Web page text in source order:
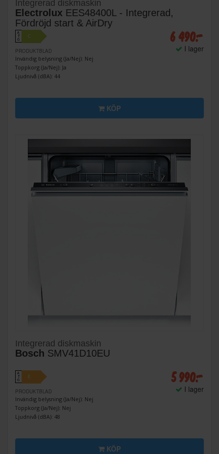
Integrerad diskmaskin
Electrolux EES48400L - Integrerad,
Fördröjd start & AirDry
A
↑
G
C
PRODUKTBLAD
Invändig belysning (Ja/Nej): Nej
Toppkorg (Ja/Nej): Ja
Ljudnivå (dBA): 44
6 490:-
I lager
KÖP
Integrerad diskmaskin
Bosch SMV41D10EU
A
↑
G
E
PRODUKTBLAD
Invändig belysning (Ja/Nej): Nej
Toppkorg (Ja/Nej): Nej
Ljudnivå (dBA): 48
5 990:-
I lager
KÖP